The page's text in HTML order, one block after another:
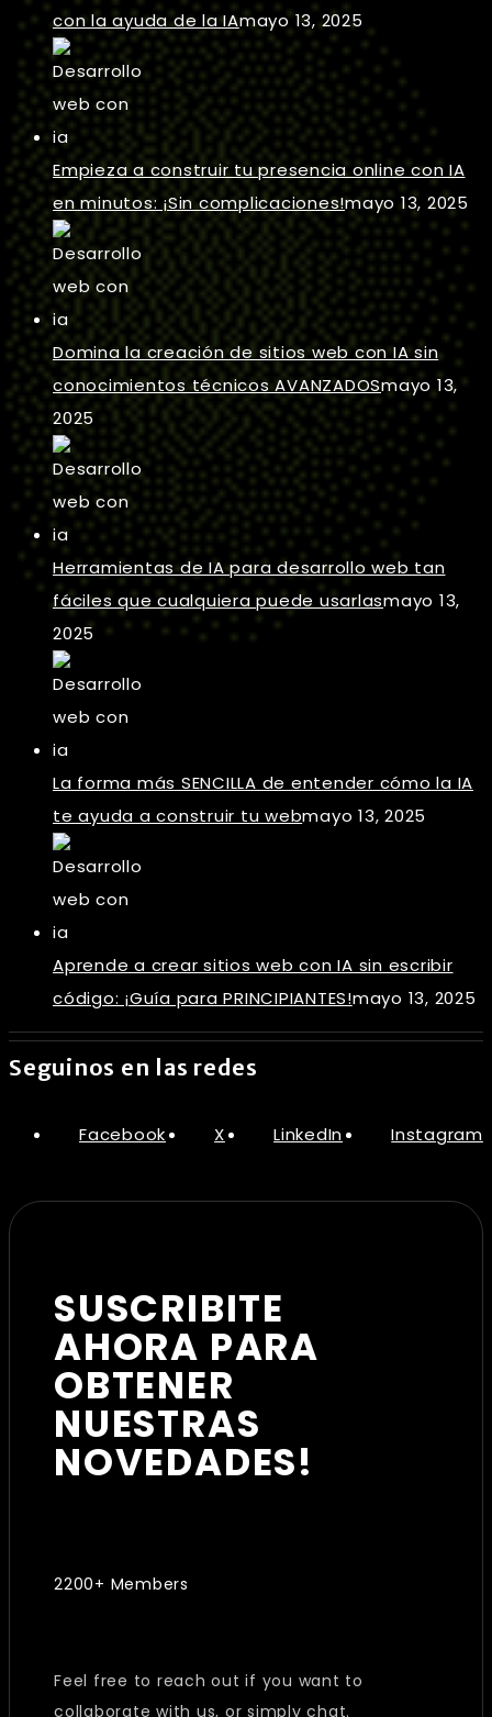
con la ayuda de la IAmayo 13, 2025
Empieza a construir tu presencia online con IA
en minutos: ¡Sin complicaciones!mayo 13, 2025
Domina la creación de sitios web con IA sin
conocimientos técnicos AVANZADOSmayo 13,
2025
Herramientas de IA para desarrollo web tan
fáciles que cualquiera puede usarlasmayo 13,
2025
La forma más SENCILLA de entender cómo la IA
te ayuda a construir tu webmayo 13, 2025
Aprende a crear sitios web con IA sin escribir
código: ¡Guía para PRINCIPIANTES!mayo 13, 2025
Seguinos en las redes
Facebook X LinkedIn Instagram
SUSCRIBITE
AHORA PARA
OBTENER
NUESTRAS
NOVEDADES!
2200+ Members
Feel free to reach out if you want to
collaborate with us, or simply chat.